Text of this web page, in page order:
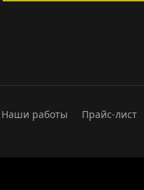
Наши работы Прайс-лист